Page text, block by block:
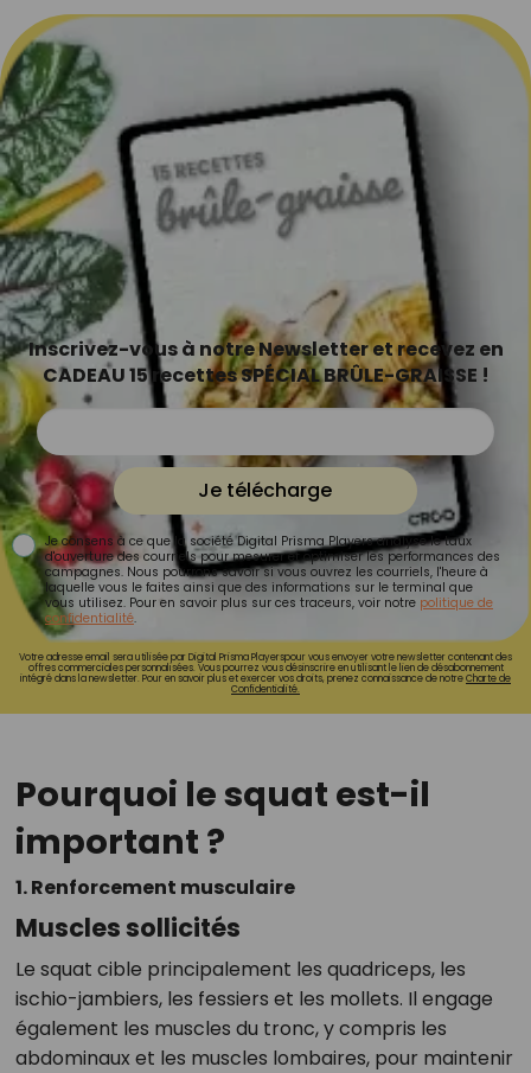
Inscrivez-vous à notre Newsletter et recevez en
CADEAU 15 recettes SPÉCIAL BRÛLE-GRAISSE !
Je télécharge
Je consens à ce que la société Digital Prisma Players analyse le taux
d'ouverture des courriels pour mesurer et optimiser les performances des
campagnes. Nous pourrons savoir si vous ouvrez les courriels, l'heure à
laquelle vous le faites ainsi que des informations sur le terminal que
vous utilisez. Pour en savoir plus sur ces traceurs, voir notre politique de
confidentialité.
Votre adresse email sera utilisée par Digital Prisma Playerspour vous envoyer votre newsletter contenant des
offres commerciales personnalisées. Vous pourrez vous désinscrire en utilisant le lien de désabonnement
intégré dans la newsletter. Pour en savoir plus et exercer vos droits, prenez connaissance de notreCharte de
Confidentialité.
Pourquoi le squat est-il
important ?
1. Renforcement musculaire
Muscles sollicités
Le squat cible principalement les quadriceps, les
ischio-jambiers, les fessiers et les mollets. Il engage
également les muscles du tronc, y compris les
abdominaux et les muscles lombaires, pour maintenir